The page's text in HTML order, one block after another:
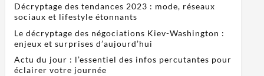
Décryptage des tendances 2023 : mode, réseaux
sociaux et lifestyle étonnants
Le décryptage des négociations Kiev-Washington :
enjeux et surprises d’aujourd’hui
Actu du jour : l’essentiel des infos percutantes pour
éclairer votre journée